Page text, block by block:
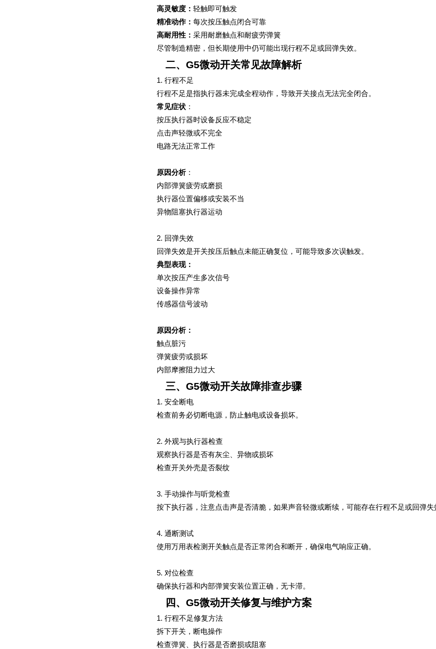
高灵敏度： 轻触即可触发
精准动作： 每次按压触点闭合可靠
高耐用性： 采用耐磨触点和耐疲劳弹簧
尽管制造精密，但长期使用中仍可能出现行程不足或回弹失效。
二、G5微动开关常见故障解析
1. 行程不足
行程不足是指执行器未完成全程动作，导致开关接点无法完全闭合。
常见症状 ：
按压执行器时设备反应不稳定
点击声轻微或不完全
电路无法正常工作
原因分析 ：
内部弹簧疲劳或磨损
执行器位置偏移或安装不当
异物阻塞执行器运动
2. 回弹失效
回弹失效是开关按压后触点未能正确复位，可能导致多次误触发。
典型表现：
单次按压产生多次信号
设备操作异常
传感器信号波动
原因分析：
触点脏污
弹簧疲劳或损坏
内部摩擦阻力过大
三、G5微动开关故障排查步骤
1. 安全断电
检查前务必切断电源，防止触电或设备损坏。
2. 外观与执行器检查
观察执行器是否有灰尘、异物或损坏
检查开关外壳是否裂纹
3. 手动操作与听觉检查
按下执行器，注意点击声是否清脆，如果声音轻微或断续，可能存在行程不足或回弹失
4. 通断测试
使用万用表检测开关触点是否正常闭合和断开，确保电气响应正确。
5. 对位检查
确保执行器和内部弹簧安装位置正确，无卡滞。
四、G5微动开关修复与维护方案
1. 行程不足修复方法
拆下开关，断电操作
检查弹簧、执行器是否磨损或阻塞